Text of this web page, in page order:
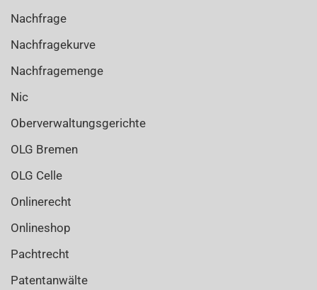
Nachfrage
Nachfragekurve
Nachfragemenge
Nic
Oberverwaltungsgerichte
OLG Bremen
OLG Celle
Onlinerecht
Onlineshop
Pachtrecht
Patentanwälte